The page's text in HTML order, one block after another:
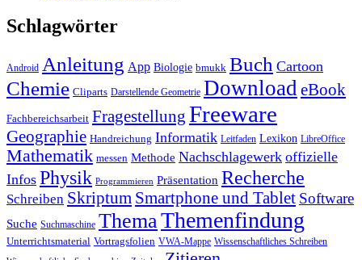
Schlagwörter
Android Anleitung App Biologie bmukk Buch Cartoon
Chemie Cliparts Darstellende Geometrie DownloadeBook
Fachbereichsarbeit Fragestellung Freeware
Geographie Handreichung Informatik Leitfaden Lexikon LibreOffice
Mathematik messen Methode Nachschlagewerk offizielle
Infos Physik Programmieren Präsentation Recherche
Schreiben Skriptum Smartphone und Tablet Software
Suche Suchmaschine ThemaThemenfindung
Unterrichtsmaterial Vortragsfolien VWA-Mappe Wissenschaftliches Schreiben